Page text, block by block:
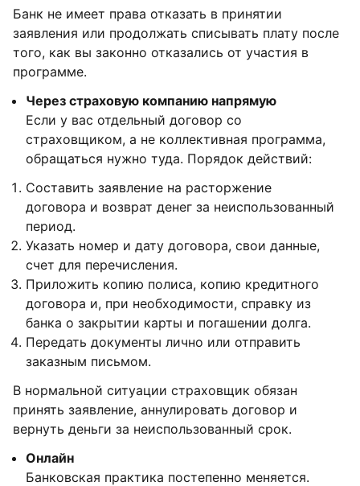
Банк не имеет права отказать в принятии
заявления или продолжать списывать плату после
того, как вы законно отказались от участия в
программе.
Через страховую компанию напрямую
Если у вас отдельный договор со
страховщиком, а не коллективная программа,
обращаться нужно туда. Порядок действий:
Составить заявление на расторжение
договора и возврат денег за неиспользованный
период.
Указать номер и дату договора, свои данные,
счет для перечисления.
Приложить копию полиса, копию кредитного
договора и, при необходимости, справку из
банка о закрытии карты и погашении долга.
Передать документы лично или отправить
заказным письмом.
В нормальной ситуации страховщик обязан
принять заявление, аннулировать договор и
вернуть деньги за неиспользованный срок.
Онлайн
Банковская практика постепенно меняется.